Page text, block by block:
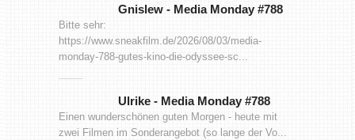
Gnislew - Media Monday #788
Bitte sehr:
https://www.sneakfilm.de/2026/08/03/media-
monday-788-gutes-kino-die-odyssee-sc...
Ulrike - Media Monday #788
Einen wunderschönen guten Morgen - heute mit
zwei Filmen im Sonderangebot (so lange der Vo...